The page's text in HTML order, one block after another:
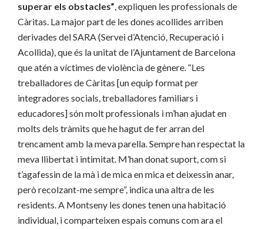
superar els obstacles”, expliquen les professionals de
Càritas. La major part de les dones acollides arriben
derivades del SARA (Servei d’Atenció, Recuperació i
Acollida), que és la unitat de l’Ajuntament de Barcelona
que atén a víctimes de violència de gènere. “Les
treballadores de Càritas [un equip format per
integradores socials, treballadores familiars i
educadores] són molt professionals i m’han ajudat en
molts dels tràmits que he hagut de fer arran del
trencament amb la meva parella. Sempre han respectat la
meva llibertat i intimitat. M’han donat suport, com si
t’agafessin de la mà i de mica en mica et deixessin anar,
però recolzant-me sempre”, indica una altra de les
residents. A Montseny les dones tenen una habitació
individual, i comparteixen espais comuns com ara el